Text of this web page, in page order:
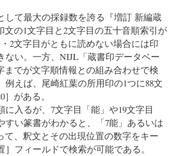
て最大の採録数を誇る『増訂 新編蔵
文の1文字目と2文字目の五十音順索引が
2文字目がともに読めない場合には印
ない。一方、NIJL「蔵書印データベー
までが文字順情報との組み合わせで検
例えば、尾崎紅葉の所用印の1つに88文
がある。
入るが、7文字目「能」や19文字目
すい篆書がわかると、「7能」あるいは
て、釈文とその出現位置の数字をキー
フィールドで検索が可能である。